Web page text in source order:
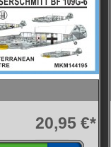
20,95 €*